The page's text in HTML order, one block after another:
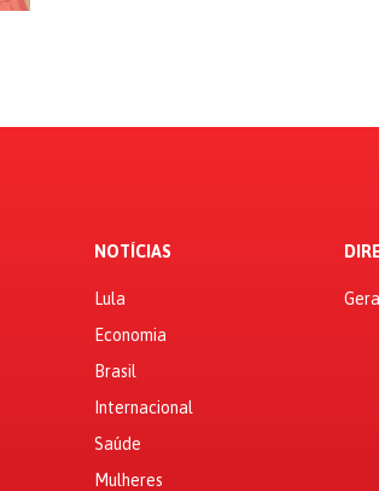
NOTÍCIAS
Lula
Economia
Brasil
Internacional
Saúde
Mulheres